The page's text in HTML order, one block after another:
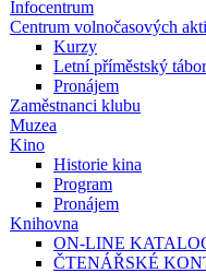
Infocentrum
Centrum volnočasových
Kurzy
Letní příměstský tábor
Pronájem
Zaměstnanci klubu
Muzea
Kino
Historie kina
Program
Pronájem
Knihovna
ON-LINE
ČTENÁŘSKÉ